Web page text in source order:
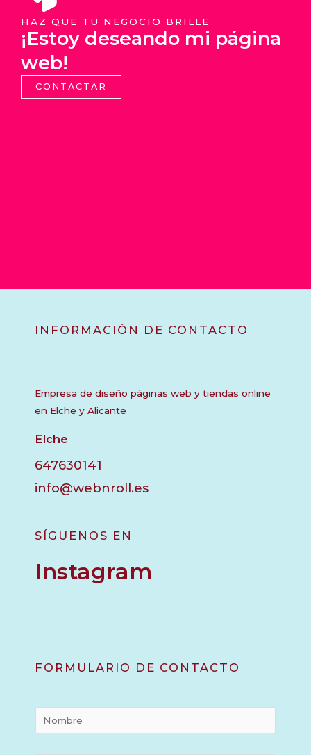
HAZ QUE TU NEGOCIO BRILLE
¡Estoy deseando mi página
web!
CONTACTAR
INFORMACIÓN DE CONTACTO
Empresa de diseño páginas web y tiendas online
en Elche y Alicante
Elche
647630141
info@webnroll.es
SÍGUENOS EN
Instagram
FORMULARIO DE CONTACTO
o